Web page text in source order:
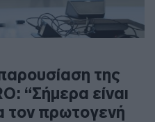
της
“Σήμερα είναι
τον πρωτογενή